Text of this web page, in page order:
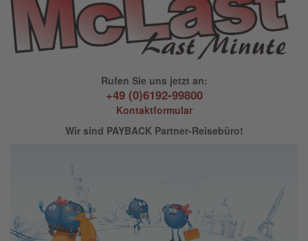
Rufen Sie uns jetzt an:
+49 (0)6192-99800
Kontaktformular
Wir sind PAYBACK Partner-Reisebüro!